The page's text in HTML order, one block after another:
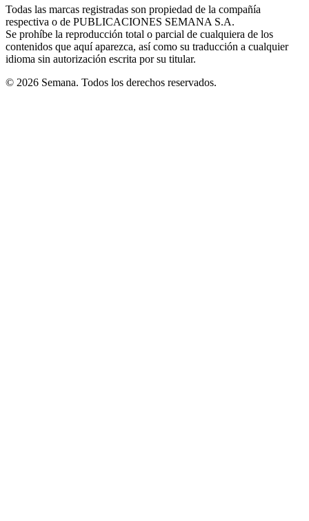
windowwindowwindow
new
window
Todas las marcas registradas son propiedad de la compañía
respectiva o de PUBLICACIONES SEMANA S.A.
Se prohíbe la reproducción total o parcial de cualquiera de los
contenidos que aquí aparezca, así como su traducción a cualquier
idioma sin autorización escrita por su titular.
© 2026 Semana. Todos los derechos reservados.